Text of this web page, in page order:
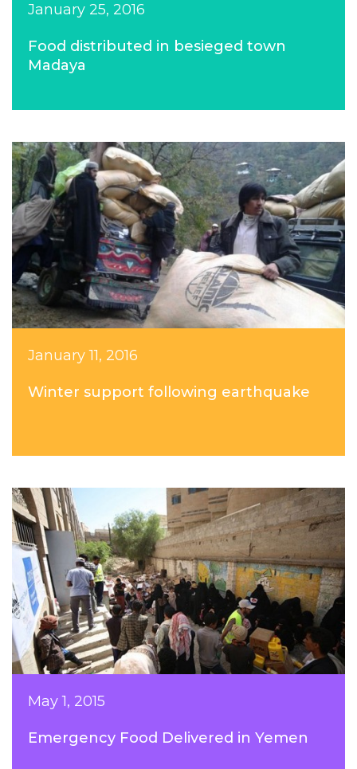
January 25, 2016
Food distributed in besieged town
Madaya
January 11, 2016
Winter support following earthquake
May 1, 2015
Emergency Food Delivered in Yemen